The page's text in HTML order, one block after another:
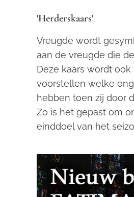
'Herderskaars'
Vreugde wordt
aan de vreugde die
Deze kaars wordt
voorstellen welke
hebben toen zij door
Zo is het gepast om
einddoel van het